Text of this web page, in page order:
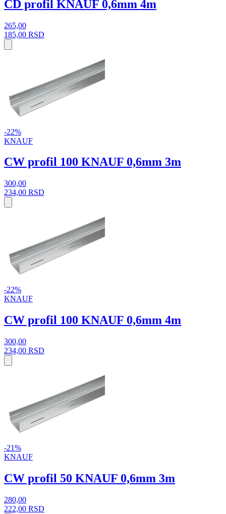
CD profil KNAUF 0,6mm 4m
265,00
185,00 RSD
-22%
KNAUF
CW profil 100 KNAUF 0,6mm 3m
300,00
234,00 RSD
-22%
KNAUF
CW profil 100 KNAUF 0,6mm 4m
300,00
234,00 RSD
-21%
KNAUF
CW profil 50 KNAUF 0,6mm 3m
280,00
222,00 RSD